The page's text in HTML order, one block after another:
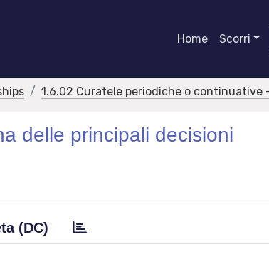
Home Scorri
1.6.02 Curatele periodiche o continuative
delle principali decisioni
(DC)